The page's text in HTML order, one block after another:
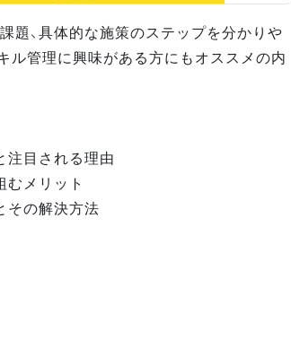
題、具体的な施策のステップを分かりや
ル管理に興味がある方にもオススメの内
注目される理由
むメリット
その解決方法